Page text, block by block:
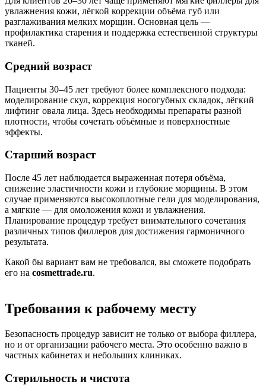
увлажнения кожи, лёгкой коррекции объёма губ или
разглаживания мелких морщин. Основная цель —
профилактика старения и поддержка естественной структуры
тканей.
Средний возраст
Пациенты 30–45 лет требуют более комплексного подхода:
моделирование скул, коррекция носогубных складок, лёгкий
лифтинг овала лица. Здесь необходимы препараты разной
плотности, чтобы сочетать объёмные и поверхностные
эффекты.
Старший возраст
После 45 лет наблюдается выраженная потеря объёма,
снижение эластичности кожи и глубокие морщины. В этом
случае применяются высокоплотные гели для моделирования,
а мягкие — для омоложения кожи и увлажнения.
Планирование процедур требует внимательного сочетания
различных типов филлеров для достижения гармоничного
результата.
Какой бы вариант вам не требовался, вы сможете подобрать
его на cosmettrade.ru.
Требования к рабочему месту
Безопасность процедур зависит не только от выбора филлера,
но и от организации рабочего места. Это особенно важно в
частных кабинетах и небольших клиниках.
Стерильность и чистота